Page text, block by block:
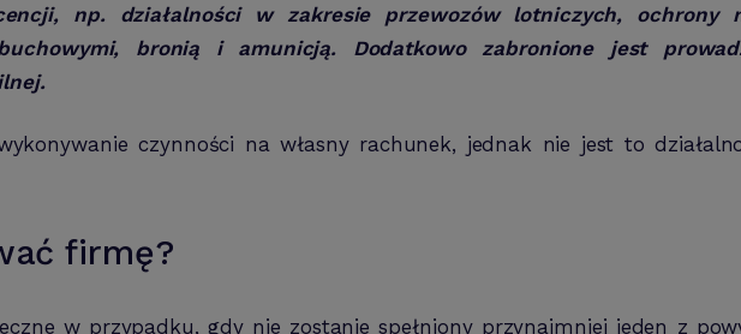
np. działalności w zakresie przewozów lotniczych, ochrony
bronią i amunicją. Dodatkowo zabronione jest
czynności na własny rachunek, jednak nie jest to
firmę?
w przypadku, gdy nie zostanie spełniony przynajmniej jeden z